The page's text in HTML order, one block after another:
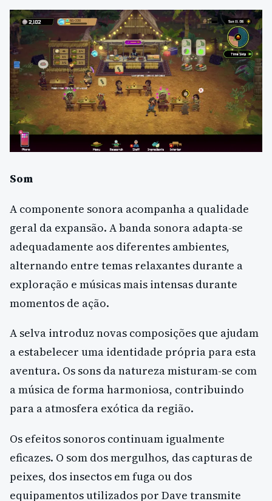
Som
A componente sonora acompanha a qualidade
geral da expansão. A banda sonora adapta-se
adequadamente aos diferentes ambientes,
alternando entre temas relaxantes durante a
exploração e músicas mais intensas durante
momentos de ação.
A selva introduz novas composições que ajudam
a estabelecer uma identidade própria para esta
aventura. Os sons da natureza misturam-se com
a música de forma harmoniosa, contribuindo
para a atmosfera exótica da região.
Os efeitos sonoros continuam igualmente
eficazes. O som dos mergulhos, das capturas de
peixes, dos insectos em fuga ou dos
equipamentos utilizados por Dave transmite